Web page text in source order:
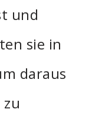
und
sie in
daraus